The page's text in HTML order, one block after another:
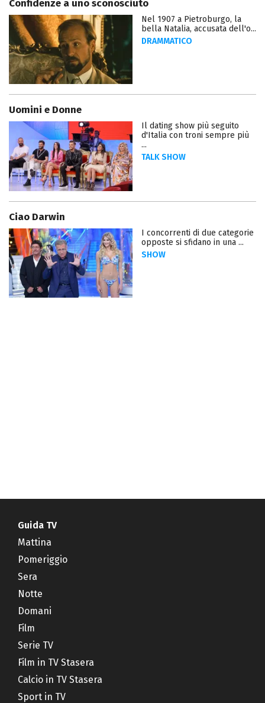
Confidenze a uno sconosciuto
Nel 1907 a Pietroburgo, la
bella Natalia, accusata dell'o...
DRAMMATICO
Uomini e Donne
Il dating show più seguito
d'Italia con troni sempre più
...
TALK SHOW
Ciao Darwin
I concorrenti di due categorie
opposte si sfidano in una ...
SHOW
Guida TV
Mattina
Pomeriggio
Sera
Notte
Domani
Film
Serie TV
Film in TV Stasera
Calcio in TV Stasera
Sport in TV